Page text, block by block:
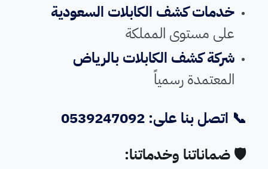
خدمات كشف الكابلات السعودية
على مستوى المملكة
شركة كشف الكابلات بالرياض
المعتمدة رسمياً
📞 اتصل بنا على: 0539247092
🛡️ ضماناتنا وخدماتنا: